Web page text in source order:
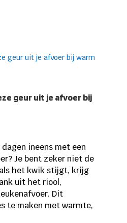
geur uit je afvoer bij
ineens met een
Je bent zeker niet de
het kwik stijgt, krijg
uit het riool,
Dit
te maken met warmte,